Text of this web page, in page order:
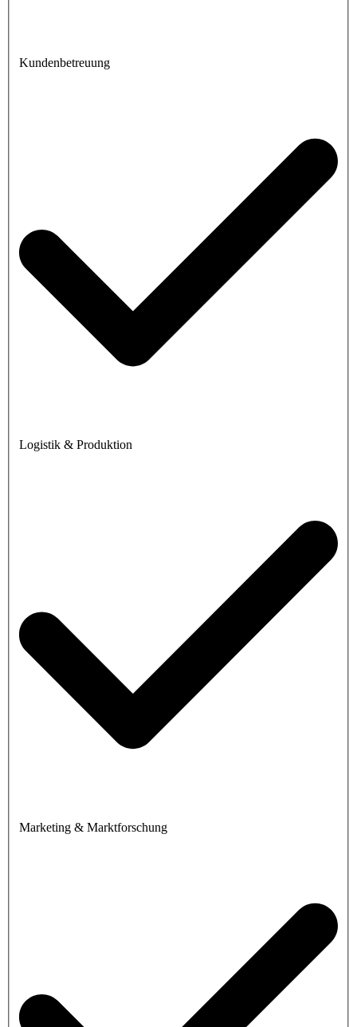
Kundenbetreuung
Logistik & Produktion
Marketing & Marktforschung